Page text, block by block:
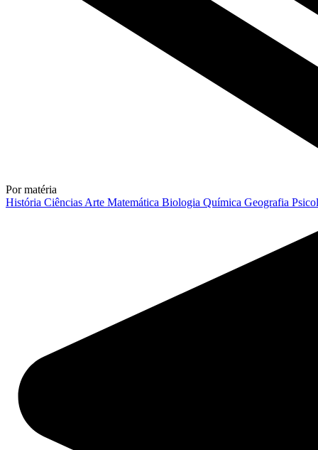
Por matéria
História Ciências Arte Matemática Biologia Química Geografia